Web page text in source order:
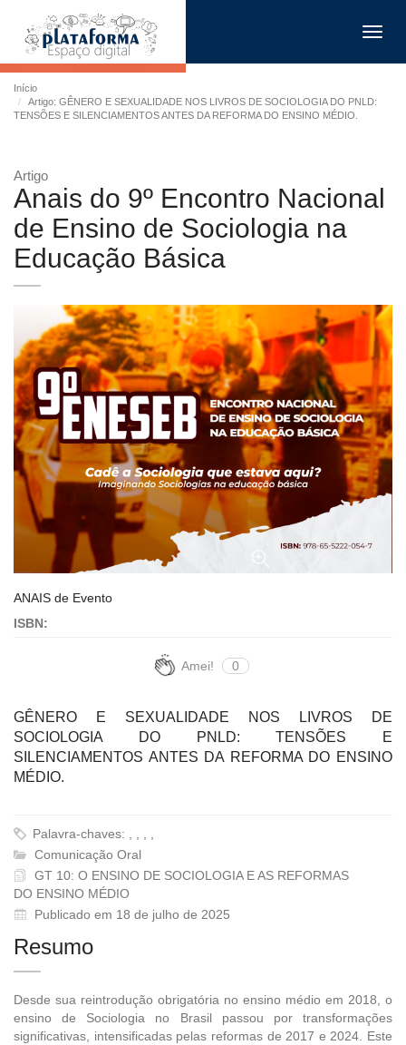
Início
Artigo: GÊNERO E SEXUALIDADE NOS LIVROS DE SOCIOLOGIA DO PNLD:
TENSÕES E SILENCIAMENTOS ANTES DA REFORMA DO ENSINO MÉDIO.
Artigo
Anais do 9º Encontro Nacional
de Ensino de Sociologia na
Educação Básica
ANAIS de Evento
ISBN:
Amei! 0
GÊNERO E SEXUALIDADE NOS LIVROS DE
SOCIOLOGIA DO PNLD: TENSÕES E
SILENCIAMENTOS ANTES DA REFORMA DO ENSINO
MÉDIO.
Palavra-chaves: , , , ,
Comunicação Oral
GT 10: O ENSINO DE SOCIOLOGIA E AS REFORMAS
DO ENSINO MÉDIO
Publicado em 18 de julho de 2025
Resumo
Desde sua reintrodução obrigatória no ensino médio em 2018, o
ensino de Sociologia no Brasil passou por transformações
significativas, intensificadas pelas reformas de 2017 e 2024. Este